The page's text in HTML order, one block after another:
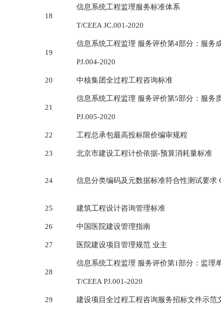
18
信息系统工程监理服务标准体系
T/CEEA JC.001-2020
19
信息系统工程监理 服务评价第4部分：服务
PJ.004-2020
20 中核集团全过程工程咨询标准
21
信息系统工程监理 服务评价第5部分：服务
PJ.005-2020
22 工程总承包最高投标限价编审规程
23 北京市建设工程计价依据-预算消耗量标准
24 信息分类编码及元数据标准符合性测试要求
25 建筑工程设计咨询管理标准
26 中国医院建设管理指南
27 医院建设项目管理规范 业主
28
信息系统工程监理 服务评价第1部分：监理
T/CEEA PJ.001-2020
29 建设项目全过程工程咨询服务招标文件示范